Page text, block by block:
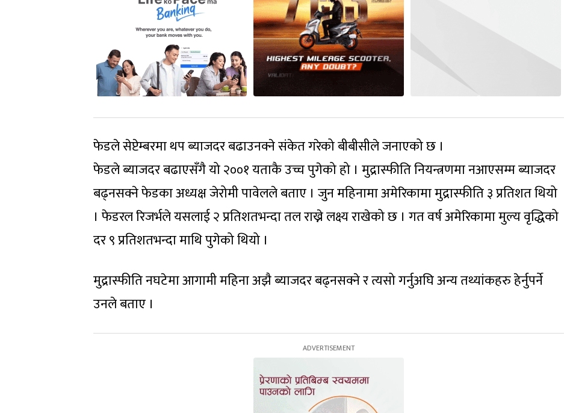
फेडले सेप्टेम्बरमा थप ब्याजदर बढाउनक्ने संकेत गरेको बीबीसीले जनाएको छ ।
फेडले ब्याजदर बढाएसँगै यो २००१ यताकै उच्च पुगेको हो । मुद्रास्फीति नियन्त्रणमा नआएसम्म ब्याजदर
बढ्नसक्ने फेडका अध्यक्ष जेरोमी पावेलले बताए । जुन महिनामा अमेरिकामा मुद्रास्फीति ३ प्रतिशत थियो
। फेडरल रिजर्भले यसलाई २ प्रतिशतभन्दा तल राख्ने लक्ष्य राखेको छ । गत वर्ष अमेरिकामा मुल्य वृद्धिको
दर ९ प्रतिशतभन्दा माथि पुगेको थियो ।
मुद्रास्फीति नघटेमा आगामी महिना अझै ब्याजदर बढ्नसक्ने र त्यसो गर्नुअघि अन्य तथ्यांकहरु हेर्नुपर्ने
उनले बताए ।